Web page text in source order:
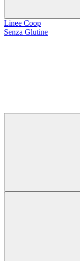
Linee Coop
Senza Glutine